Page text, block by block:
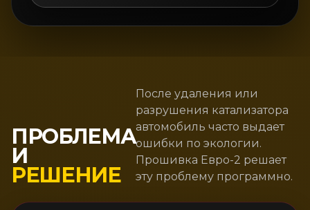
ПРОБЛЕМА
И
РЕШЕНИЕ
После удаления или
разрушения катализатора
автомобиль часто выдает
ошибки по экологии.
Прошивка Евро-2 решает
эту проблему программно.